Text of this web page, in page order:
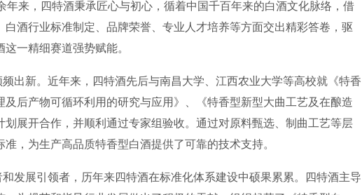
年来，四特酒秉承匠心与初心，循着中国千百年来的白酒文化脉络，借
酒行业标准制定、品牌荣誉、专业人才培养等方面交出精彩答卷，驱
一精细赛道强势赋能。
出新。近年来，四特酒先后与南昌大学、江西农业大学等高校就《特香
后产物可循环利用的研究与应用》、《特香型新型大曲工艺及在酿造
展开合作，并顺利通过专家组验收。通过对原料甄选、制曲工艺等层
，为生产高品质特香型白酒提供了可靠的技术支持。
发展引领者，历年来四特酒在标准化体系建设中硕果累累。四特酒主导